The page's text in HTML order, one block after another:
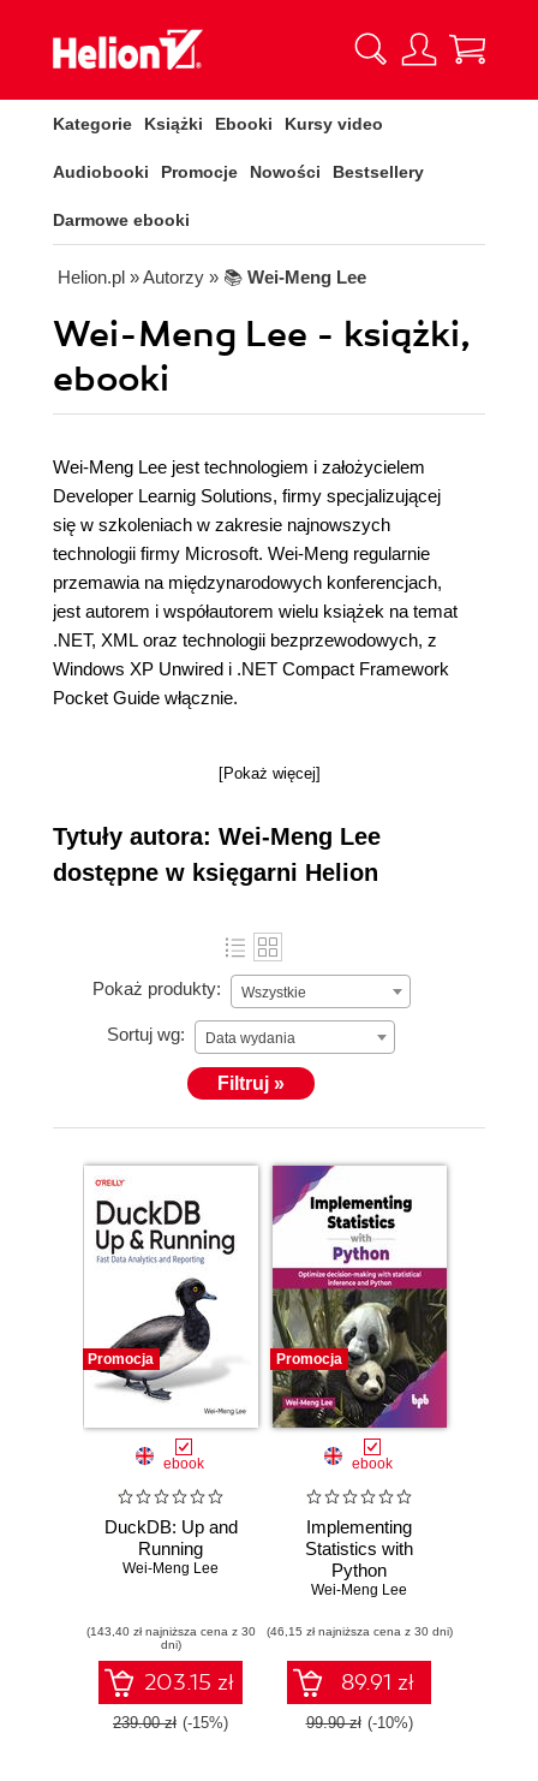
Kategorie Książki Ebooki Kursy video
Audiobooki Promocje Nowości Bestsellery
Darmowe ebooki
Helion.pl » Autorzy » 📚 Wei-Meng Lee
Wei-Meng Lee - książki,
ebooki
Wei-Meng Lee jest technologiem i założycielem
Developer Learnig Solutions, firmy specjalizującej
się w szkoleniach w zakresie najnowszych
technologii firmy Microsoft. Wei-Meng regularnie
przemawia na międzynarodowych konferencjach,
jest autorem i współautorem wielu książek na temat
.NET, XML oraz technologii bezprzewodowych, z
Windows XP Unwired i .NET Compact Framework
Pocket Guide włącznie.
[Pokaż więcej]
Tytuły autora: Wei-Meng Lee
dostępne w księgarni Helion
Pokaż produkty: Wszystkie
Sortuj wg: Data wydania
Filtruj »
Promocja
ebook
DuckDB: Up and
Running
Wei-Meng Lee
(143,40 zł najniższa cena z 30
dni)
203.15 zł
239.00 zł (-15%)
Promocja
ebook
Implementing
Statistics with
Python
Wei-Meng Lee
(46,15 zł najniższa cena z 30 dni)
89.91 zł
99.90 zł (-10%)